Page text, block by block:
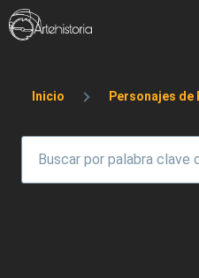
Pasar al contenido principal
Sobrescribir
Inicio Personajes de